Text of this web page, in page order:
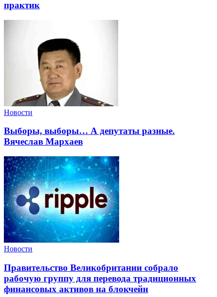
практик
Новости
Выборы, выборы… А депутаты разные.
Вячеслав Мархаев
Новости
Правительство Великобритании собрало
рабочую группу для перевода традиционных
финансовых активов на блокчейн